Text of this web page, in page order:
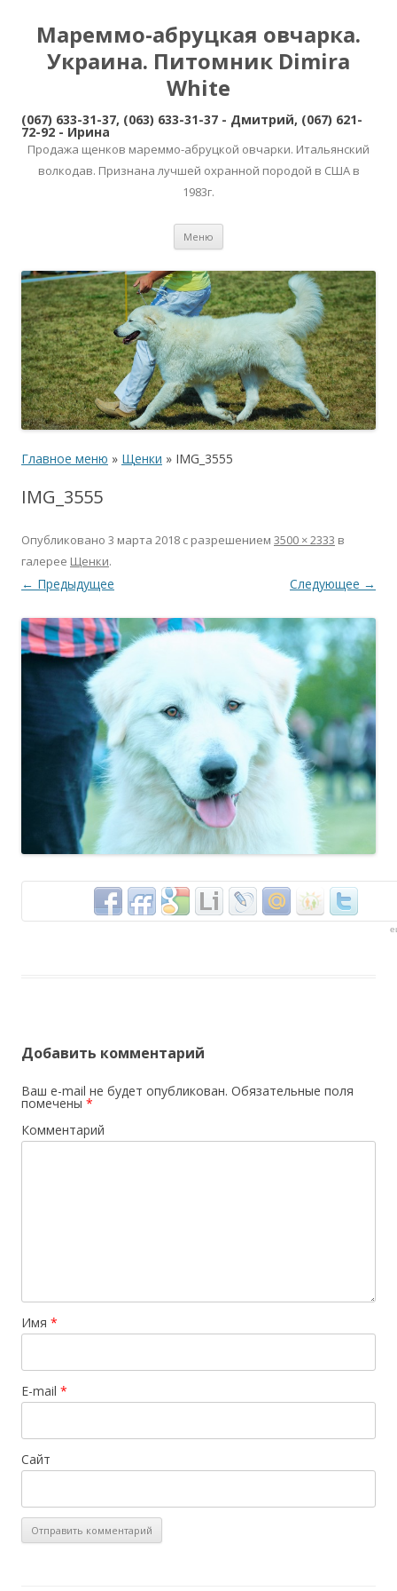
Мареммо-абруцкая овчарка.
Украина. Питомник Dimira
White
(067) 633-31-37, (063) 633-31-37 - Дмитрий, (067) 621-
72-92 - Ирина
Продажа щенков мареммо-абруцкой овчарки. Итальянский
волкодав. Признана лучшей охранной породой в США в
1983г.
Меню
Главное меню » Щенки » IMG_3555
IMG_3555
Опубликовано 3 марта 2018 с разрешением 3500 × 2333 в
галерее Щенки.
← Предыдущее Следующее →
Добавить комментарий
Ваш e-mail не будет опубликован. Обязательные поля
помечены *
Комментарий
Имя *
E-mail *
Сайт